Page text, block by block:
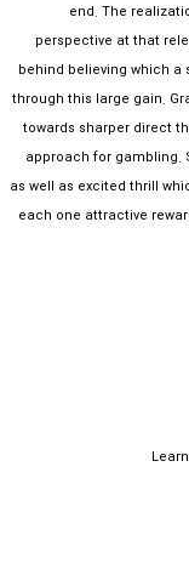
end. The
perspective at that
behind believing which
through this large gain.
towards sharper direct
approach for gambling.
as well as excited thrill
each one attractive